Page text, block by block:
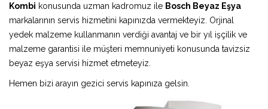
Kombi konusunda uzman kadromuz ile Bosch Beyaz Eşya
markalarının servis hizmetini kapınızda vermekteyiz. Orjinal
yedek malzeme kullanmanın verdiği avantaj ve bir yıl işçilik ve
malzeme garantisi ile müşteri memnuniyeti konusunda tavizsiz
beyaz eşya servisi hizmet etmeteyiz.
Hemen bizi arayın gezici servis kapınıza gelsin.